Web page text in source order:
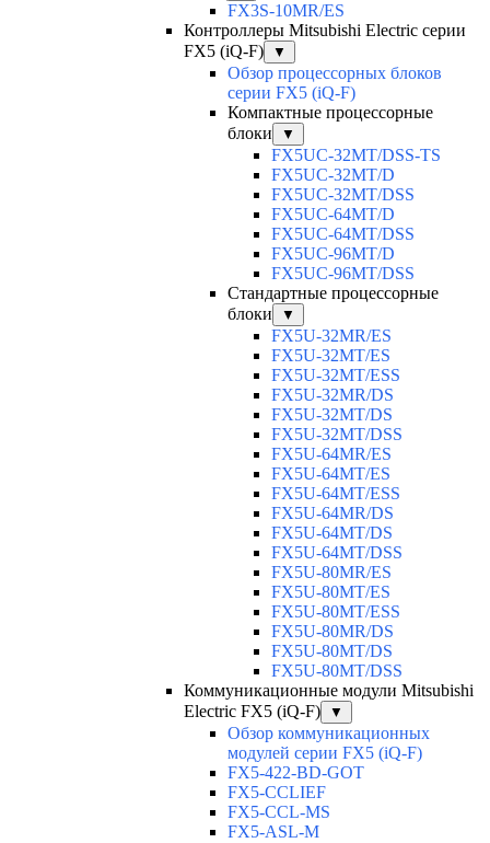
FX3S-10MR/ES
Контроллеры Mitsubishi Electric серии
FX5 (iQ-F)
▼
Обзор процессорных блоков
серии FX5 (iQ-F)
Компактные процессорные
блоки
▼
FX5UC-32MT/DSS-TS
FX5UC-32MT/D
FX5UC-32MT/DSS
FX5UC-64MT/D
FX5UC-64MT/DSS
FX5UC-96MT/D
FX5UC-96MT/DSS
Стандартные процессорные
блоки
▼
FX5U-32MR/ES
FX5U-32MT/ES
FX5U-32MT/ESS
FX5U-32MR/DS
FX5U-32MT/DS
FX5U-32MT/DSS
FX5U-64MR/ES
FX5U-64MT/ES
FX5U-64MT/ESS
FX5U-64MR/DS
FX5U-64MT/DS
FX5U-64MT/DSS
FX5U-80MR/ES
FX5U-80MT/ES
FX5U-80MT/ESS
FX5U-80MR/DS
FX5U-80MT/DS
FX5U-80MT/DSS
Коммуникационные модули Mitsubishi
Electric FX5 (iQ-F)
▼
Обзор коммуникационных
модулей серии FX5 (iQ-F)
FX5-422-BD-GOT
FX5-CCLIEF
FX5-CCL-MS
FX5-ASL-M